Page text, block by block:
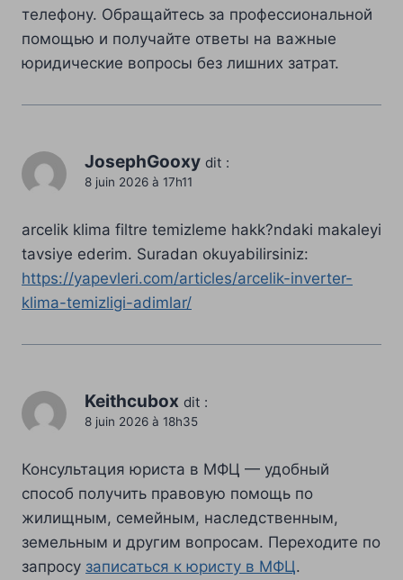
телефону. Обращайтесь за профессиональной
помощью и получайте ответы на важные
юридические вопросы без лишних затрат.
JosephGooxy dit :
8 juin 2026 à 17h11
arcelik klima filtre temizleme hakk?ndaki makaleyi
tavsiye ederim. Suradan okuyabilirsiniz:
https://yapevleri.com/articles/arcelik-inverter-
klima-temizligi-adimlar/
Keithcubox dit :
8 juin 2026 à 18h35
Консультация юриста в МФЦ — удобный
способ получить правовую помощь по
жилищным, семейным, наследственным,
земельным и другим вопросам. Переходите по
запросу записаться к юристу в МФЦ.